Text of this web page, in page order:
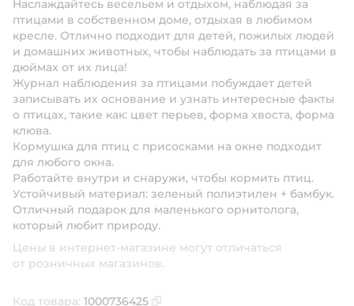
Наслаждайтесь весельем и отдыхом, наблюдая за
птицами в собственном доме, отдыхая в любимом
кресле. Отлично подходит для детей, пожилых людей
и домашних животных, чтобы наблюдать за птицами в
дюймах от их лица!
Журнал наблюдения за птицами побуждает детей
записывать их основание и узнать интересные факты
о птицах, такие как: цвет перьев, форма хвоста, форма
клюва.
Кормушка для птиц с присосками на окне подходит
для любого окна.
Работайте внутри и снаружи, чтобы кормить птиц.
Устойчивый материал: зеленый полиэтилен + бамбук.
Отличный подарок для маленького орнитолога,
который любит природу.
Цены в интернет-магазине могут отличаться
от розничных магазинов.
Код товара: 1000736425